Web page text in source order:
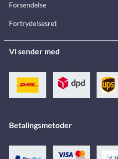
Forsendelse
Fortrydelsesret
Vi sender med
Betalingsmetoder